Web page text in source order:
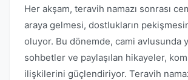
Her akşam, teravih namazı sonrası
araya gelmesi, dostlukların
oluyor. Bu dönemde, cami avlusunda
sohbetler ve paylaşılan hikayeler,
ilişkilerini güçlendiriyor. Teravih